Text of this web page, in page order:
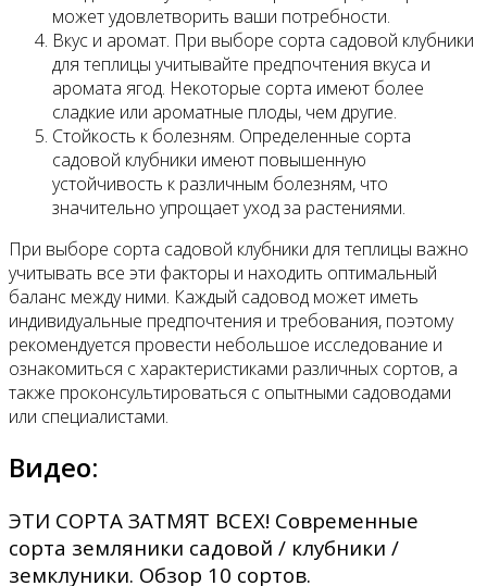
может удовлетворить ваши потребности.
Вкус и аромат. При выборе сорта садовой клубники
для теплицы учитывайте предпочтения вкуса и
аромата ягод. Некоторые сорта имеют более
сладкие или ароматные плоды, чем другие.
Стойкость к болезням. Определенные сорта
садовой клубники имеют повышенную
устойчивость к различным болезням, что
значительно упрощает уход за растениями.
При выборе сорта садовой клубники для теплицы важно
учитывать все эти факторы и находить оптимальный
баланс между ними. Каждый садовод может иметь
индивидуальные предпочтения и требования, поэтому
рекомендуется провести небольшое исследование и
ознакомиться с характеристиками различных сортов, а
также проконсультироваться с опытными садоводами
или специалистами.
Видео:
ЭТИ СОРТА ЗАТМЯТ ВСЕХ! Современные
сорта земляники садовой / клубники /
земклуники. Обзор 10 сортов.